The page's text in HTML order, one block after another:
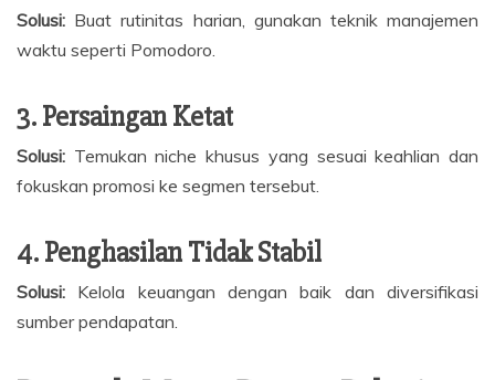
Solusi: Buat rutinitas harian, gunakan teknik manajemen
waktu seperti Pomodoro.
3. Persaingan Ketat
Solusi: Temukan niche khusus yang sesuai keahlian dan
fokuskan promosi ke segmen tersebut.
4. Penghasilan Tidak Stabil
Solusi: Kelola keuangan dengan baik dan diversifikasi
sumber pendapatan.